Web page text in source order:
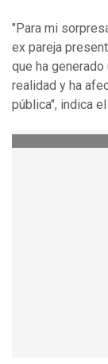
"Para mi
ex pareja
que ha
realidad y ha
pública", indica